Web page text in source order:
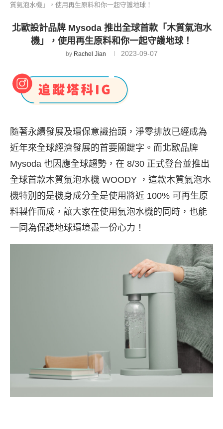
質氣泡水機」，使用再生原料和你一起守護地球！
北歐設計品牌 Mysoda 推出全球首款「木質氣泡水
機」，使用再生原料和你一起守護地球！
by Rachel Jian 2023-09-07
隨著永續發展及環保意識抬頭，淨零排放已經成為
近年來全球經濟發展的首要關鍵字。而北歐品牌
Mysoda 也因應全球趨勢，在 8/30 正式登台並推出
全球首款木質氣泡水機 WOODY ，這款木質氣泡水
機特別的是機身成分全是使用將近 100% 可再生原
料製作而成，讓大家在使用氣泡水機的同時，也能
一同為保護地球環境盡一份心力！